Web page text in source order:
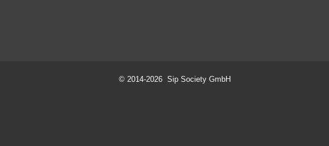
© 2014-2026 Sip Society GmbH